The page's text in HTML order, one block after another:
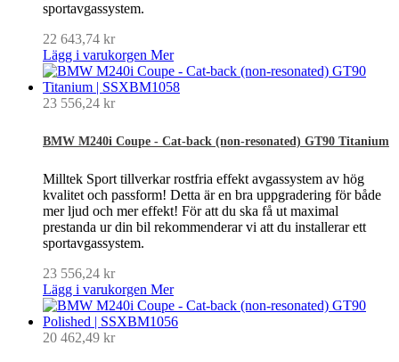
sportavgassystem.
22 643,74 kr
Lägg i varukorgen Mer
23 556,24 kr
BMW M240i Coupe - Cat-back (non-resonated) GT90 Titanium
Milltek Sport tillverkar rostfria effekt avgassystem av hög
kvalitet och passform! Detta är en bra uppgradering för både
mer ljud och mer effekt! För att du ska få ut maximal
prestanda ur din bil rekommenderar vi att du installerar ett
sportavgassystem.
23 556,24 kr
Lägg i varukorgen Mer
20 462,49 kr